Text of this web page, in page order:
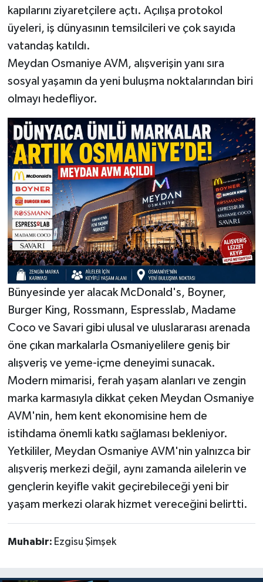
kapılarını ziyaretçilere açtı. Açılışa protokol
üyeleri, iş dünyasının temsilcileri ve çok sayıda
vatandaş katıldı.
Meydan Osmaniye AVM, alışverişin yanı sıra
sosyal yaşamın da yeni buluşma noktalarından biri
olmayı hedefliyor.
Bünyesinde yer alacak McDonald's, Boyner,
Burger King, Rossmann, Espresslab, Madame
Coco ve Savari gibi ulusal ve uluslararası arenada
öne çıkan markalarla Osmaniyelilere geniş bir
alışveriş ve yeme-içme deneyimi sunacak.
Modern mimarisi, ferah yaşam alanları ve zengin
marka karmasıyla dikkat çeken Meydan Osmaniye
AVM'nin, hem kent ekonomisine hem de
istihdama önemli katkı sağlaması bekleniyor.
Yetkililer, Meydan Osmaniye AVM'nin yalnızca bir
alışveriş merkezi değil, aynı zamanda ailelerin ve
gençlerin keyifle vakit geçirebileceği yeni bir
yaşam merkezi olarak hizmet vereceğini belirtti.
Muhabir: Ezgisu Şimşek